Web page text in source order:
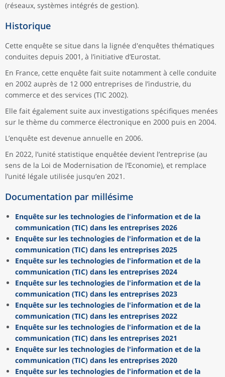
(réseaux, systèmes intégrés de gestion).
Historique
Cette enquête se situe dans la lignée d'enquêtes thématiques
conduites depuis 2001, à l’initiative d’Eurostat.
En France, cette enquête fait suite notamment à celle conduite
en 2002 auprès de 12 000 entreprises de l’industrie, du
commerce et des services (TIC 2002).
Elle fait également suite aux investigations spécifiques menées
sur le thème du commerce électronique en 2000 puis en 2004.
L’enquête est devenue annuelle en 2006.
En 2022, l’unité statistique enquêtée devient l’entreprise (au
sens de la Loi de Modernisation de l’Economie), et remplace
l’unité légale utilisée jusqu’en 2021.
Documentation par millésime
Enquête sur les technologies de l'information et de la
communication (TIC) dans les entreprises 2026
Enquête sur les technologies de l'information et de la
communication (TIC) dans les entreprises 2025
Enquête sur les technologies de l'information et de la
communication (TIC) dans les entreprises 2024
Enquête sur les technologies de l'information et de la
communication (TIC) dans les entreprises 2023
Enquête sur les technologies de l'information et de la
communication (TIC) dans les entreprises 2022
Enquête sur les technologies de l'information et de la
communication (TIC) dans les entreprises 2021
Enquête sur les technologies de l'information et de la
communication (TIC) dans les entreprises 2020
Enquête sur les technologies de l'information et de la